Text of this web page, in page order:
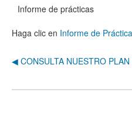
Informe de prácticas
Haga clic en Informe de
◀︎ CONSULTA NUESTRO